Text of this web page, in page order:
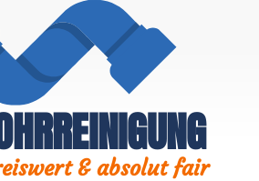
& absolut fair